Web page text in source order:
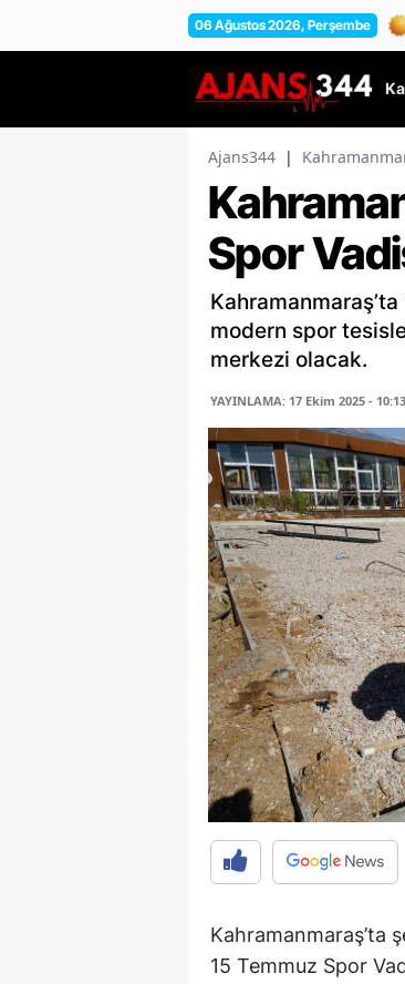
06 Ağustos 2026, Perşembe
Ajans344 |
Spor
modern spor
merkezi olacak.
YAYINLAMA: 17 Ekim 2025 - 10:13
Kahramanmaraş’ta
15 Temmuz Spor